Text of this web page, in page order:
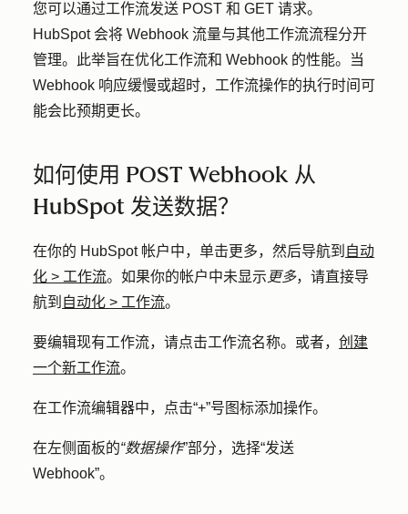
您可以通过工作流发送 POST 和 GET 请求。
HubSpot 会将 Webhook 流量与其他工作流流程分开
管理。此举旨在优化工作流和 Webhook 的性能。当
Webhook 响应缓慢或超时，工作流操作的执行时间可
能会比预期更长。
如何使用 POST Webhook 从
HubSpot 发送数据？
在你的 HubSpot 帐户中，单击更多，然后导航到 自动
化 > 工作流。如果你的帐户中未显示 更多，请直接导
航到 自动化 > 工作流。
要编辑现有工作流，请点击工作流名称。或者， 创建
一个新工作流。
在工作流编辑器中，点击“+”号图标添加操作。
在左侧面板的“数据操作”部分，选择“发送
Webhook”。